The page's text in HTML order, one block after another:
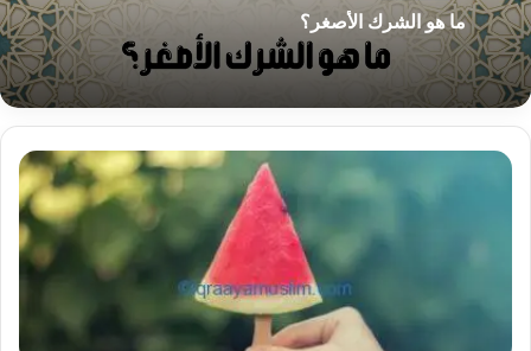
ما هو الشرك الأصغر؟
حكم